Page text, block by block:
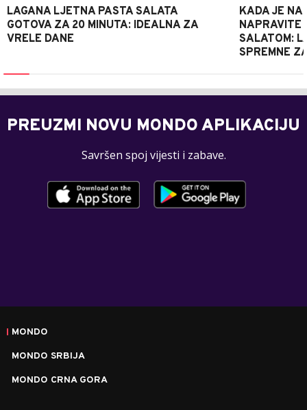
LAGANA LJETNA PASTA SALATA
GOTOVA ZA 20 MINUTA: IDEALNA ZA
VRELE DANE
KADA JE
NAPRAVITE
SALATOM:
SPREMNE
PREUZMI NOVU MONDO APLIKACIJU
Savršen spoj vijesti i zabave.
MONDO
MONDO SRBIJA
MONDO CRNA GORA